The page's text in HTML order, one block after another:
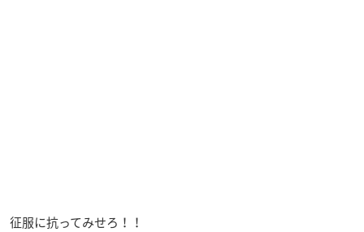
征服に抗ってみせろ！！